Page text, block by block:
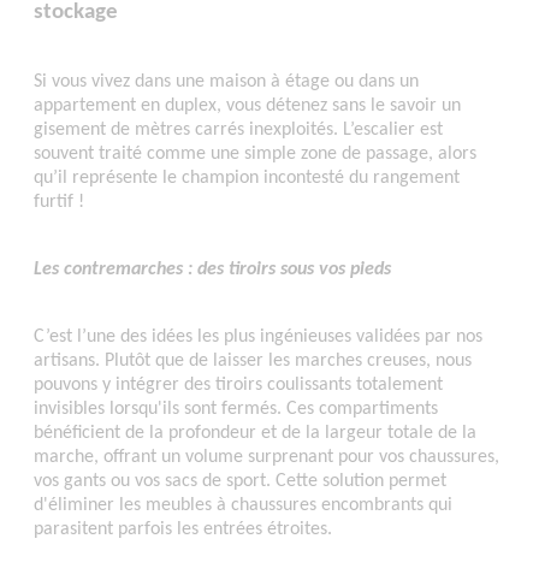
stockage
Si vous vivez dans une maison à étage ou dans un
appartement en duplex, vous détenez sans le savoir un
gisement de mètres carrés inexploités. L’escalier est
souvent traité comme une simple zone de passage, alors
qu’il représente le champion incontesté du rangement
furtif !
Les contremarches : des tiroirs sous vos pieds
C’est l’une des idées les plus ingénieuses validées par nos
artisans. Plutôt que de laisser les marches creuses, nous
pouvons y intégrer des tiroirs coulissants totalement
invisibles lorsqu'ils sont fermés. Ces compartiments
bénéficient de la profondeur et de la largeur totale de la
marche, offrant un volume surprenant pour vos chaussures,
vos gants ou vos sacs de sport. Cette solution permet
d'éliminer les meubles à chaussures encombrants qui
parasitent parfois les entrées étroites.